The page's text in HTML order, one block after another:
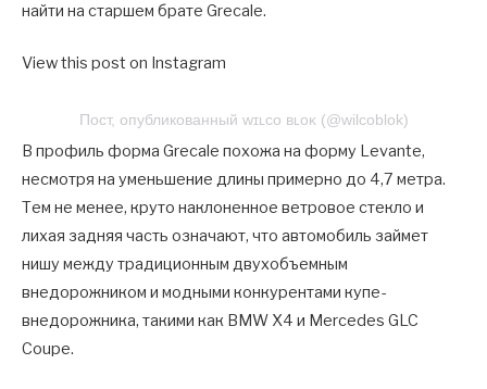
найти на старшем брате Grecale.
View this post on Instagram
Пост, опубликованный ᴡɪʟᴄᴏ ʙʟᴏᴋ (@wilcoblok)
В профиль форма Grecale похожа на форму Levante,
несмотря на уменьшение длины примерно до 4,7 метра.
Тем не менее, круто наклоненное ветровое стекло и
лихая задняя часть означают, что автомобиль займет
нишу между традиционным двухобъемным
внедорожником и модными конкурентами купе-
внедорожника, такими как BMW X4 и Mercedes GLC
Coupe.